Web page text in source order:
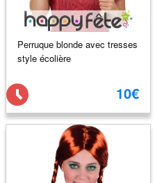
Perruque blonde avec tresses
style écolière
10€